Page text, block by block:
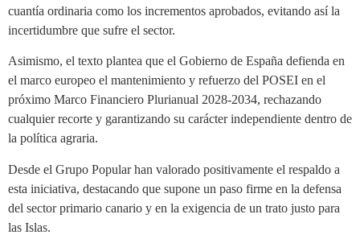
cuantía ordinaria como los incrementos aprobados, evitando así la
incertidumbre que sufre el sector.
Asimismo, el texto plantea que el Gobierno de España defienda en
el marco europeo el mantenimiento y refuerzo del POSEI en el
próximo Marco Financiero Plurianual 2028-2034, rechazando
cualquier recorte y garantizando su carácter independiente dentro de
la política agraria.
Desde el Grupo Popular han valorado positivamente el respaldo a
esta iniciativa, destacando que supone un paso firme en la defensa
del sector primario canario y en la exigencia de un trato justo para
las Islas.